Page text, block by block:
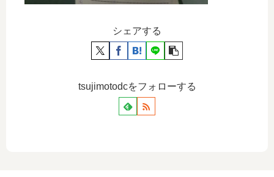
シェアする
tsujimotodcをフォローする